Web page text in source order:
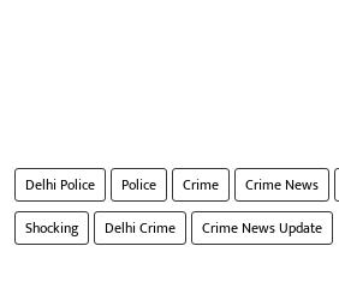
Delhi Police Police Crime Crime News
Shocking
Delhi Crime Crime News Update